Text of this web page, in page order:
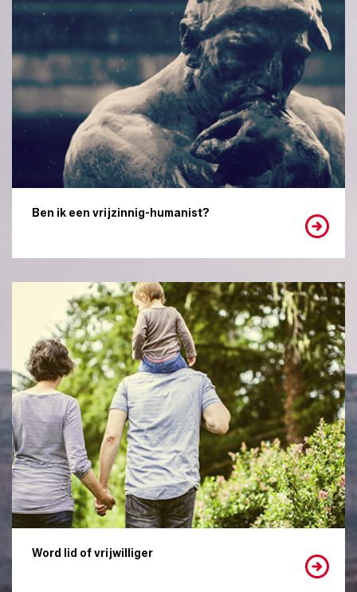
Ben ik een vrijzinnig-humanist?
Word lid of vrijwilliger